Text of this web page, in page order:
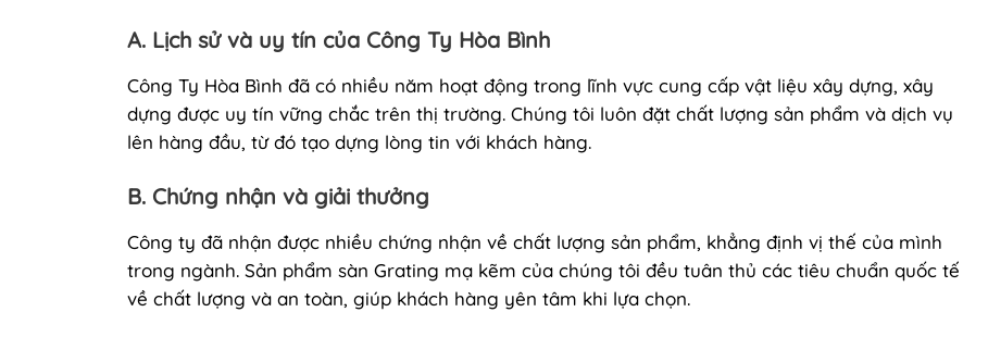
A. Lịch sử và uy tín của Công Ty Hòa Bình
Công Ty Hòa Bình đã có nhiều năm hoạt động trong lĩnh vực cung cấp vật liệu xây dựng, xây
dựng được uy tín vững chắc trên thị trường. Chúng tôi luôn đặt chất lượng sản phẩm và dịch vụ
lên hàng đầu, từ đó tạo dựng lòng tin với khách hàng.
B. Chứng nhận và giải thưởng
Công ty đã nhận được nhiều chứng nhận về chất lượng sản phẩm, khẳng định vị thế của mình
trong ngành. Sản phẩm sàn Grating mạ kẽm của chúng tôi đều tuân thủ các tiêu chuẩn quốc tế
về chất lượng và an toàn, giúp khách hàng yên tâm khi lựa chọn.